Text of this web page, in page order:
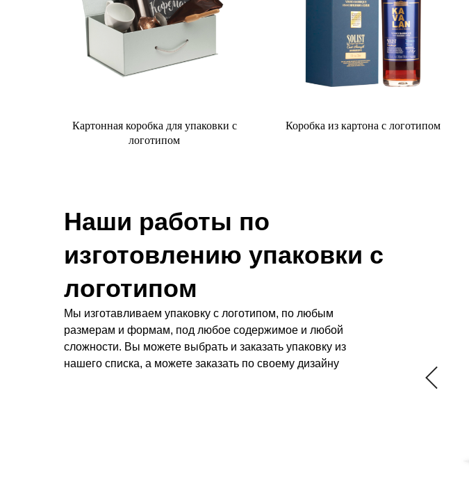
Картонная коробка для упаковки с
логотипом
Коробка из картона с логотипом
Наши работы по
изготовлению упаковки с
логотипом
Мы изготавливаем упаковку с логотипом, по любым
размерам и формам, под любое содержимое и любой
сложности. Вы можете выбрать и заказать упаковку из
нашего списка, а можете заказать по своему дизайну